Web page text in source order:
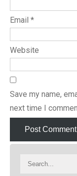
Email *
Website
Save my name,
next time I